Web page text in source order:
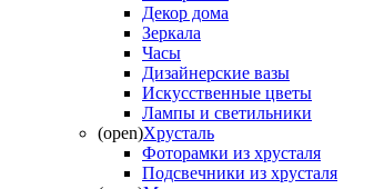
Декор дома
Зеркала
Часы
Дизайнерские вазы
Искусственные цветы
Лампы и светильники
(open)Хрусталь
Фоторамки из хрусталя
Подсвечники из хрусталя